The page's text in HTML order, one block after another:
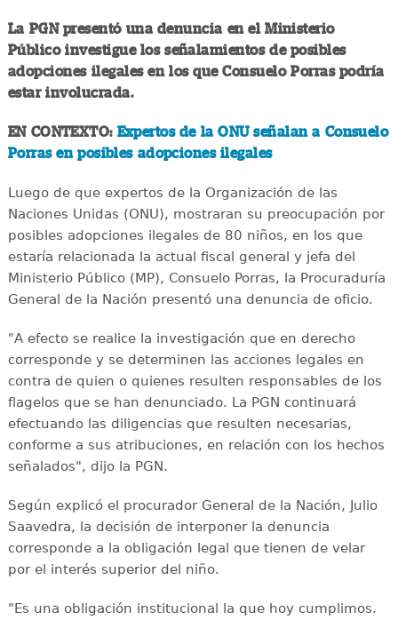
La PGN presentó una denuncia en el Ministerio
Público investigue los señalamientos de posibles
adopciones ilegales en los que Consuelo Porras podría
estar involucrada.
EN CONTEXTO: Expertos de la ONU señalan a Consuelo
Porras en posibles adopciones ilegales
Luego de que expertos de la Organización de las
Naciones Unidas (ONU), mostraran su preocupación por
posibles adopciones ilegales de 80 niños, en los que
estaría relacionada la actual fiscal general y jefa del
Ministerio Público (MP), Consuelo Porras, la Procuraduría
General de la Nación presentó una denuncia de oficio.
"A efecto se realice la investigación que en derecho
corresponde y se determinen las acciones legales en
contra de quien o quienes resulten responsables de los
flagelos que se han denunciado. La PGN continuará
efectuando las diligencias que resulten necesarias,
conforme a sus atribuciones, en relación con los hechos
señalados", dijo la PGN.
Según explicó el procurador General de la Nación, Julio
Saavedra, la decisión de interponer la denuncia
corresponde a la obligación legal que tienen de velar
por el interés superior del niño.
"Es una obligación institucional la que hoy cumplimos.